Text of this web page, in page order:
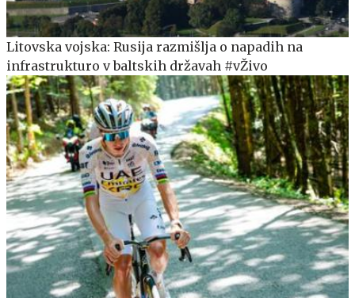
Litovska vojska: Rusija razmišlja o napadih na
infrastrukturo v baltskih državah #vŽivo